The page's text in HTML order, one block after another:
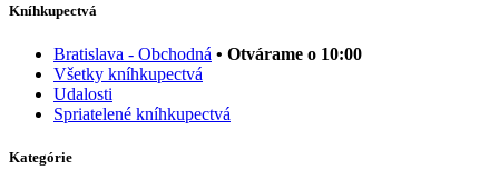
Kníhkupectvá
Bratislava - Obchodná • Otvárame o 10:00
Všetky kníhkupectvá
Udalosti
Spriatelené kníhkupectvá
Kategórie